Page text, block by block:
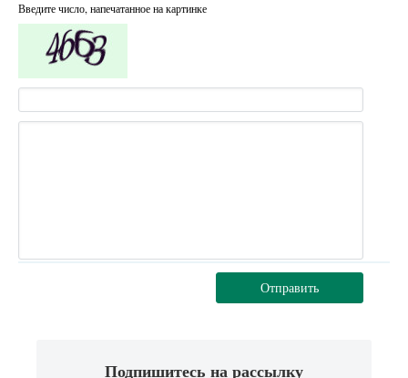
Введите число, напечатанное на картинке
Отправить
Подпишитесь на рассылку